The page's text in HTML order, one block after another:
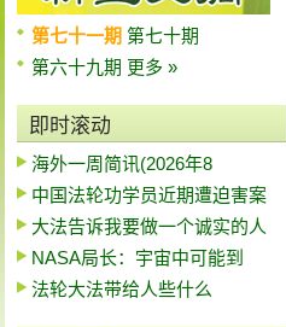
第七十一期 第七十期
第六十九期 更多 »
即时滚动
海外一周简讯(2026年8
中国法轮功学员近期遭迫害案
大法告诉我要做一个诚实的人
NASA局长：宇宙中可能到
法轮大法带给人些什么